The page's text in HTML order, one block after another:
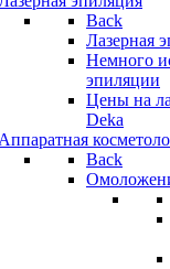
Back
Лазерная
Немного
эпиляции
Цены на
Deka
Аппаратная
Back